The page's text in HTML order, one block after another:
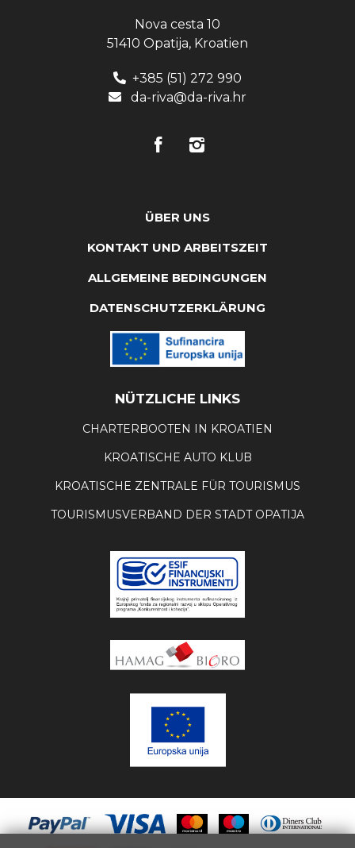
Nova cesta 10
51410 Opatija, Kroatien
+385 (51) 272 990
da-riva@da-riva.hr
ÜBER UNS
KONTAKT UND ARBEITSZEIT
ALLGEMEINE BEDINGUNGEN
DATENSCHUTZERKLÄRUNG
NÜTZLICHE LINKS
CHARTERBOOTEN IN KROATIEN
KROATISCHE AUTO KLUB
KROATISCHE ZENTRALE FÜR TOURISMUS
TOURISMUSVERBAND DER STADT OPATIJA